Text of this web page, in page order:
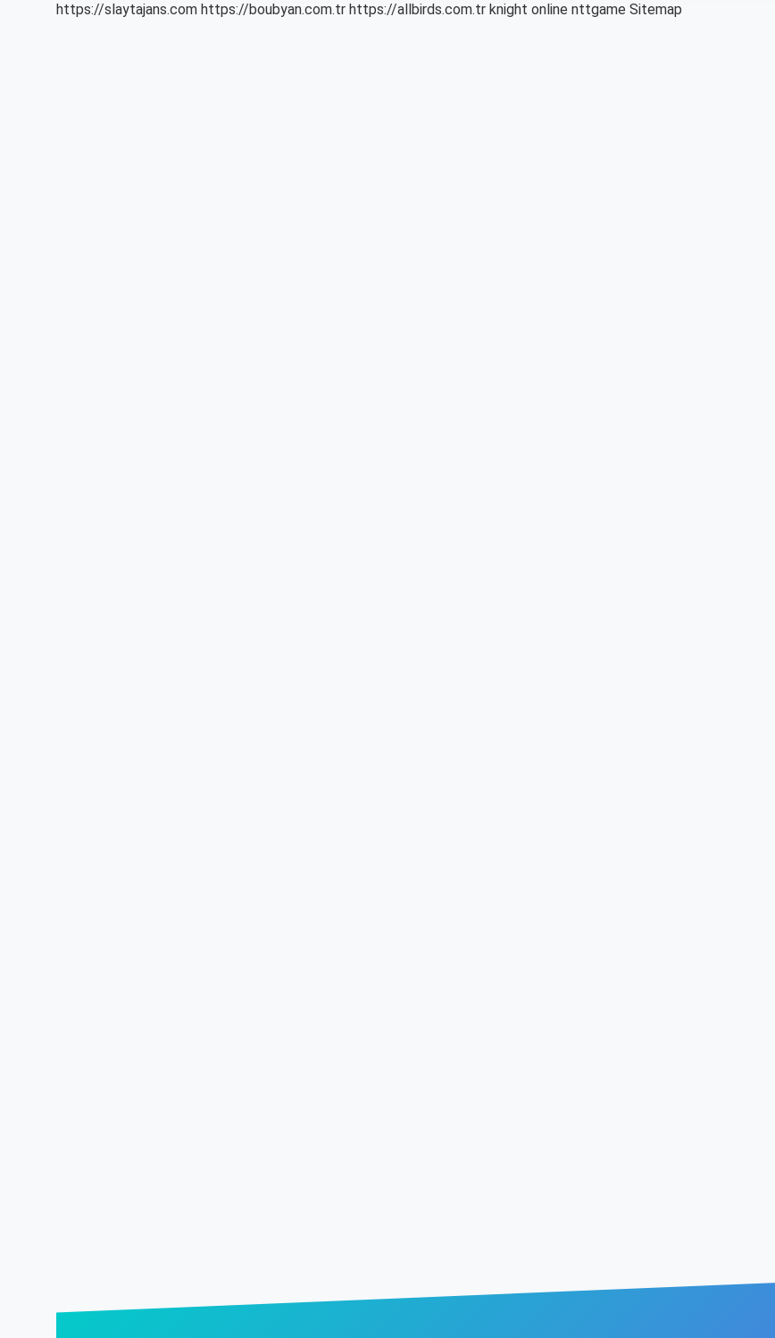
https://slaytajans.com https://boubyan.com.tr https://allbirds.com.tr knight online nttgame Sitemap